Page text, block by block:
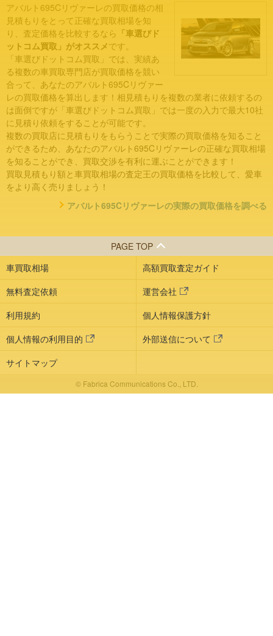
アバルト695Cリヴァーレの買取価格の相
見積もりをとって正確な買取相場を知
り、査定価格を比較するなら 「車選びド
ットコム買取」がオススメです。
「車選びドットコム買取」では、実績あ
る複数の車買取専門店が買取価格を競い
合って、あなたのアバルト695Cリヴァー
レの買取価格を算出します！相見積もりを複数の業者に依頼するの
は面倒ですが「車選びドットコム買取」では一度の入力で最大10社
に見積り依頼をすることが可能です。
複数の買取店に見積もりをもらうことで実際の買取価格を知ること
ができるため、あなたのアバルト695Cリヴァーレの正確な買取相場
を知ることができ、買取交渉を有利に運ぶことができます！
買取見積もり額と車買取相場の査定王の買取価格を比較して、愛車
をより高く売りましょう！
アバルト695Cリヴァーレの実際の買取価格を調べる
PAGE TOP
車買取相場
高額買取査定ガイド
無料査定依頼
運営会社
利用規約
個人情報保護方針
個人情報の利用目的
外部送信について
サイトマップ
© Fabrica Communications Co., LTD.